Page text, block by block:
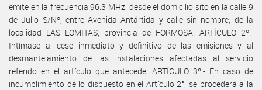
emite en la frecuencia 96.3 MHz, desde el domicilio sito en la calle 9
de Julio S/Nº, entre Avenida Antártida y calle sin nombre, de la
localidad LAS LOMITAS, provincia de FORMOSA. ARTÍCULO 2º.-
Intímase al cese inmediato y definitivo de las emisiones y al
desmantelamiento de las instalaciones afectadas al servicio
referido en el artículo que antecede. ARTÍCULO 3º.- En caso de
incumplimiento de lo dispuesto en el Artículo 2°, se procederá a la